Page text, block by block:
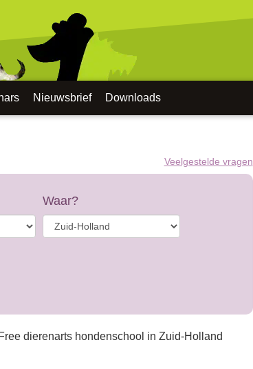
Nieuwsbrief Downloads
Veelgestelde vragen
Waar?
dierenarts hondenschool in Zuid-Holland